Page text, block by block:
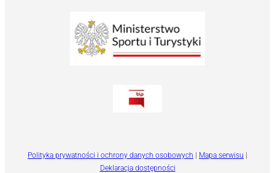
Polityka prywatności i ochrony danych osobowych | Mapa serwisu |
Deklaracja dostępności